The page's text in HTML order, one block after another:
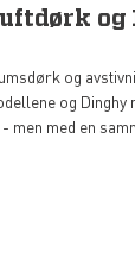
og
og
og
men med en